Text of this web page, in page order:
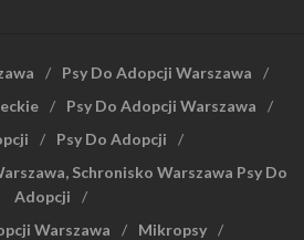
Psy Do Adopcji Warszawa
Psy Do Adopcji Warszawa
Psy Do Adopcji
Schronisko Warszawa Psy Do
Adopcji
Warszawa
Mikropsy